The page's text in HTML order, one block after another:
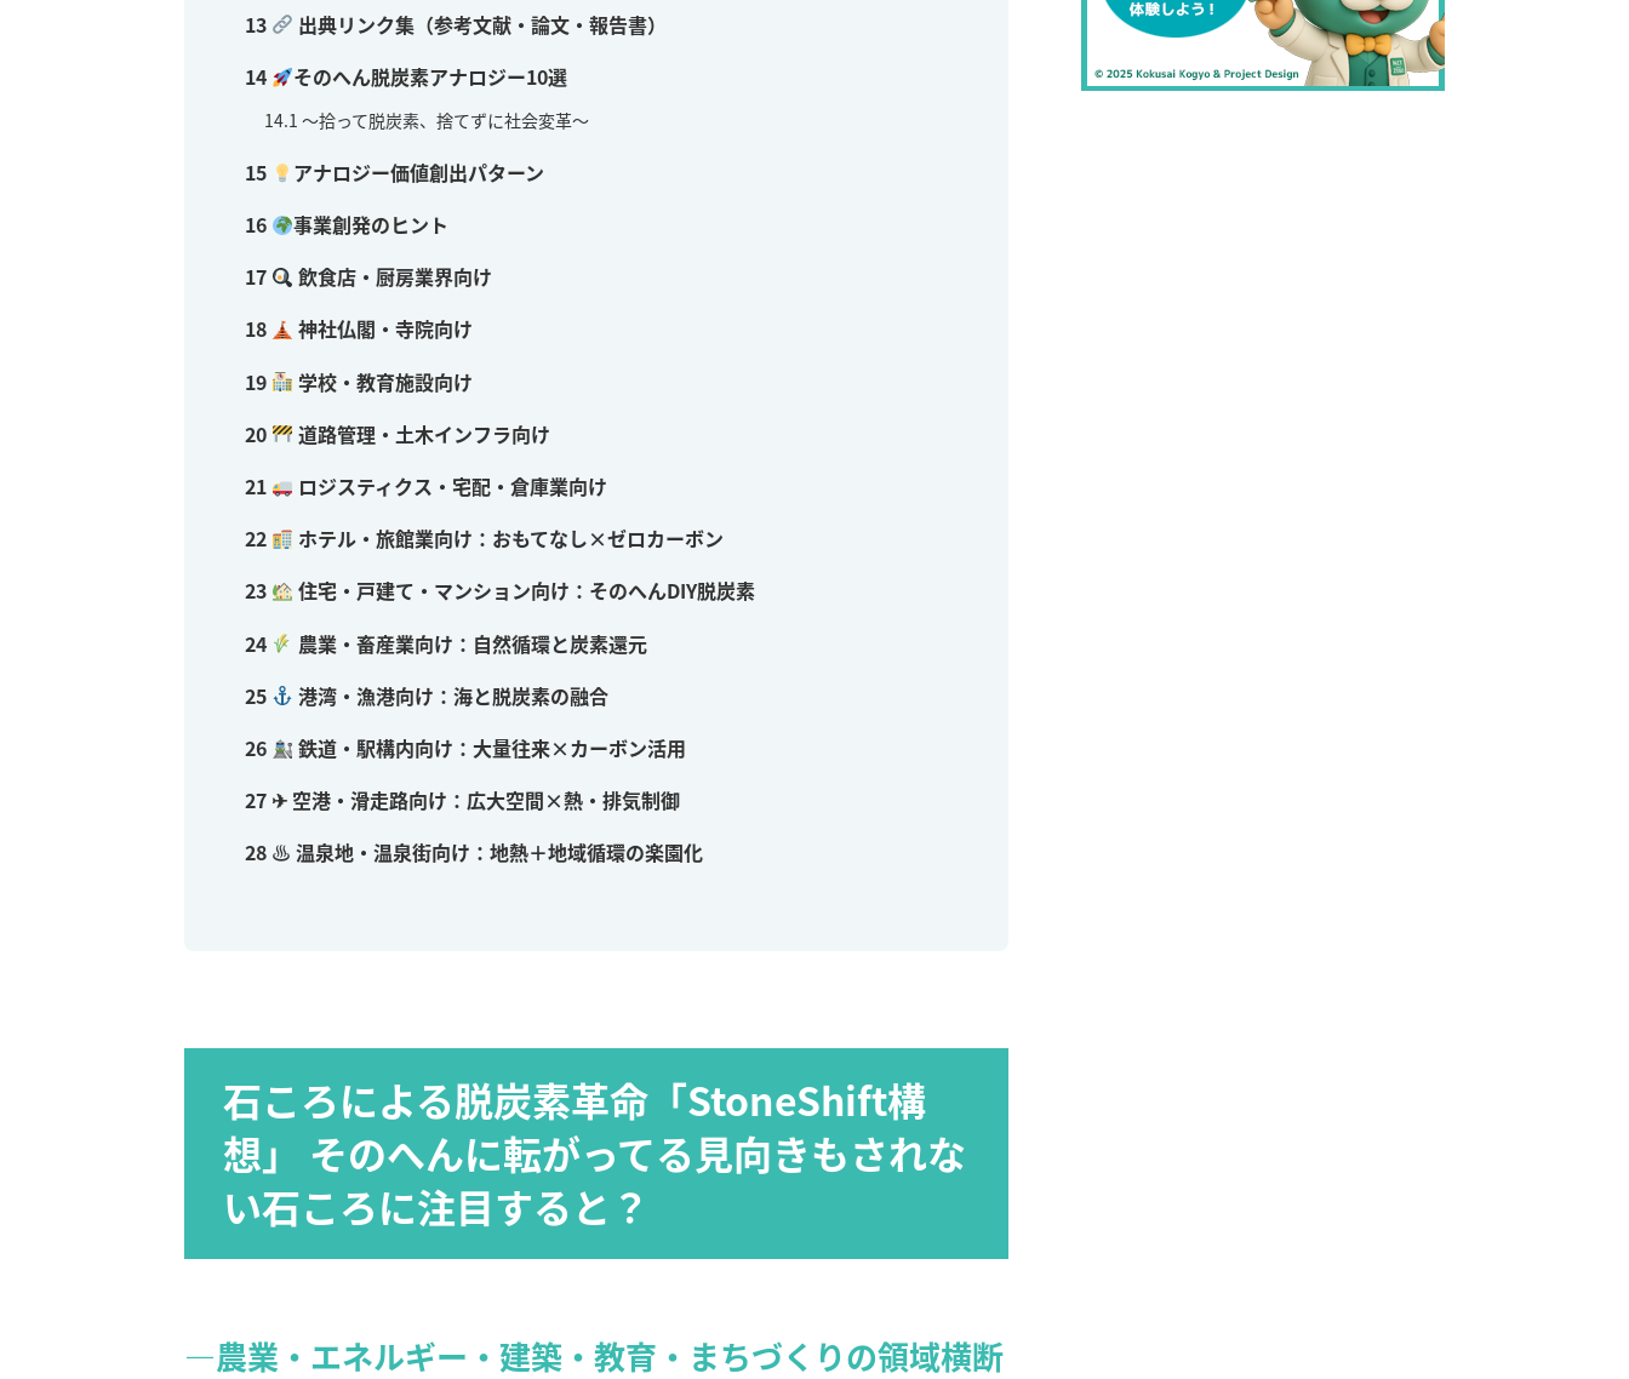
13
出典リンク集（参考文献・論文・報告書）
14
そのへん脱炭素アナロジー10選
14.1 〜拾って脱炭素、捨てずに社会変革〜
15
アナロジー価値創出パターン
16
事業創発のヒント
17
飲食店・厨房業界向け
18
神社仏閣・寺院向け
19
学校・教育施設向け
20
道路管理・土木インフラ向け
21
ロジスティクス・宅配・倉庫業向け
22
ホテル・旅館業向け：おもてなし×ゼロカーボン
23
住宅・戸建て・マンション向け：そのへんDIY脱炭素
24
農業・畜産業向け：自然循環と炭素還元
25
港湾・漁港向け：海と脱炭素の融合
26
鉄道・駅構内向け：大量往来×カーボン活用
27 ✈ 空港・滑走路向け：広大空間×熱・排気制御
28 ♨ 温泉地・温泉街向け：地熱＋地域循環の楽園化
石ころによる脱炭素革命「StoneShift構
想」 そのへんに転がってる見向きもされな
い石ころに注目すると？
―農業・エネルギー・建築・教育・まちづくりの領域横断